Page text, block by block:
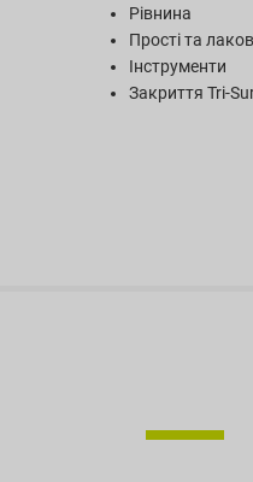
Рівнина
Прості та
Інструменти
Закриття Tri-